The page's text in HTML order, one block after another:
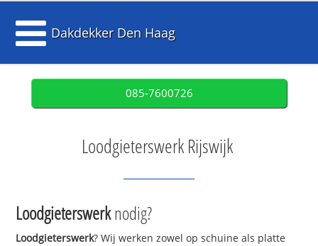
Dakdekker Den Haag
085-7600726
Loodgieterswerk Rijswijk
Loodgieterswerknodig?
Loodgieterswerk? Wij werken zowel op schuine als platte